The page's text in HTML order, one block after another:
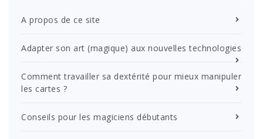
A propos de ce site
Adapter son art (magique) aux nouvelles technologies
Comment travailler sa dextérité pour mieux manipuler
les cartes ?
Conseils pour les magiciens débutants